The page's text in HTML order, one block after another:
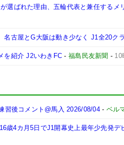
選ばれた理由、五輪代表と兼任するメ
古屋とG大阪は動き少なく J1全20ク
を紹介 J2いわきFC -福島民友新聞 - 10
習後コメント@馬入 2026/08/04- ベル
歳4カ月5日でJ1開幕史上最年少先発デ